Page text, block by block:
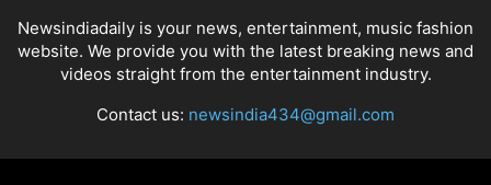
Newsindiadaily is your news, entertainment, music fashion
website. We provide you with the latest breaking news and
videos straight from the entertainment industry.
Contact us: newsindia434@gmail.com